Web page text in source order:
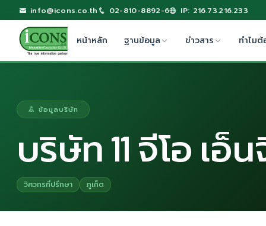
info@icons.co.th 02-810-8892-6 IP: 216.73.216.233
หน้าหลัก ฐานข้อมูล ข่าวสาร ทำไมต้
ข้อมูลบริษัท
บริษัท 11 จีโอ เอ็
วิศวกรที่ปรึกษา ภูเก็ต